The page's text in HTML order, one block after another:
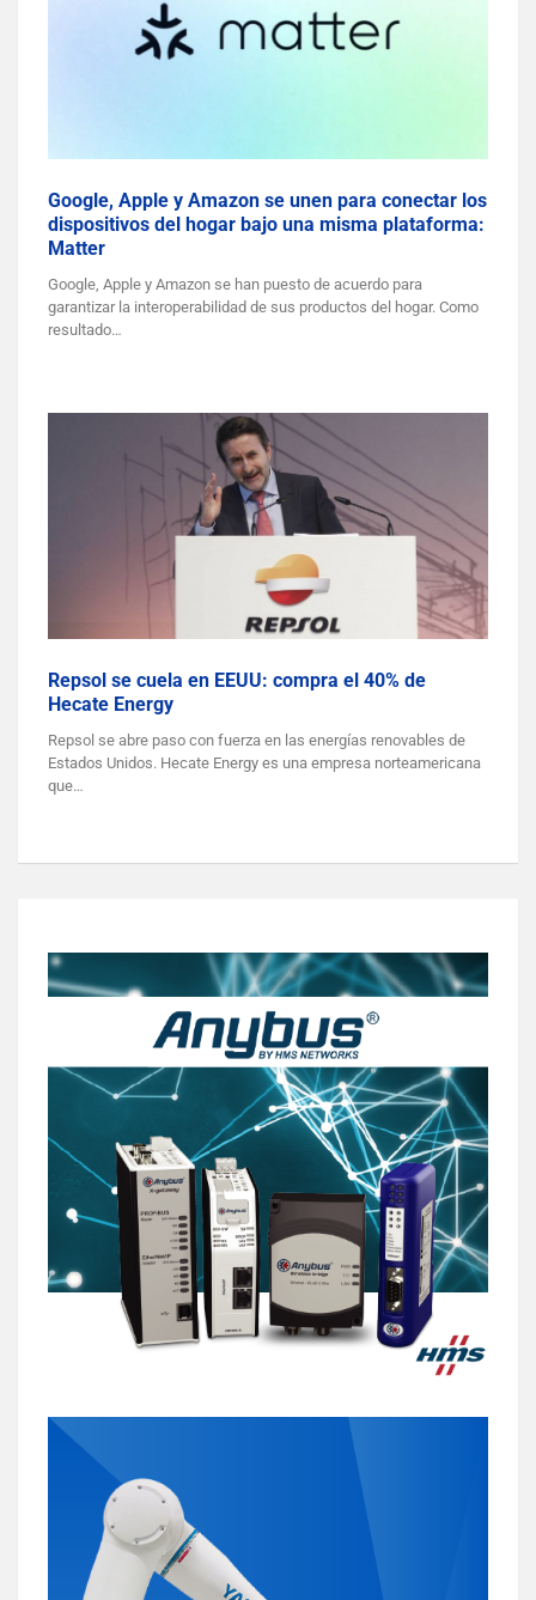
Google, Apple y Amazon se unen para conectar los
dispositivos del hogar bajo una misma plataforma:
Matter
Google, Apple y Amazon se han puesto de acuerdo para
garantizar la interoperabilidad de sus productos del hogar. Como
resultado…
Repsol se cuela en EEUU: compra el 40% de
Hecate Energy
Repsol se abre paso con fuerza en las energías renovables de
Estados Unidos. Hecate Energy es una empresa norteamericana
que…